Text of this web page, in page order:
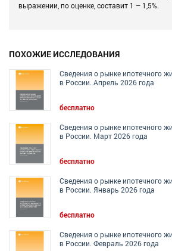
выражении, по оценке, составит 1 – 1,5%.
ПОХОЖИЕ ИССЛЕДОВАНИЯ
Сведения о рынке ипотечного
в России. Апрель 2026 года
бесплатно
Сведения о рынке ипотечного
в России. Март 2026 года
бесплатно
Сведения о рынке ипотечного
в России. Январь 2026 года
бесплатно
Сведения о рынке ипотечного
в России. Февраль 2026 года